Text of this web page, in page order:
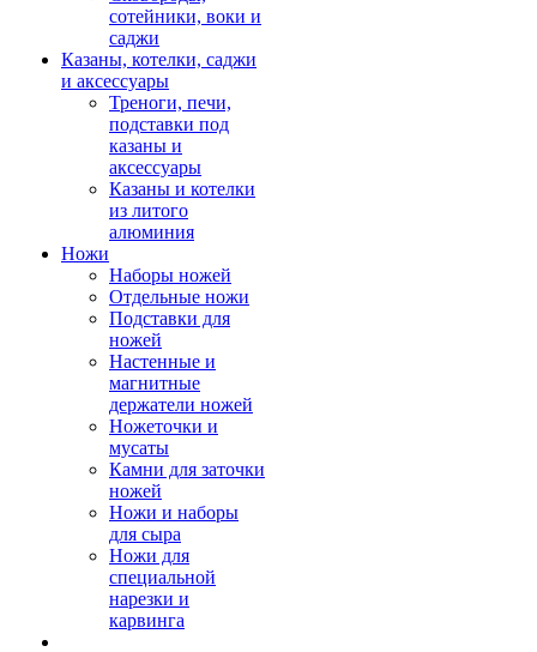
сотейники, воки и
саджи
Казаны, котелки, саджи
и аксессуары
Треноги, печи,
подставки под
казаны и
аксессуары
Казаны и котелки
из литого
алюминия
Ножи
Наборы ножей
Отдельные ножи
Подставки для
ножей
Настенные и
магнитные
держатели ножей
Ножеточки и
мусаты
Камни для заточки
ножей
Ножи и наборы
для сыра
Ножи для
специальной
нарезки и
карвинга